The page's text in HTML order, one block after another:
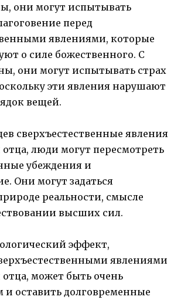
они могут испытывать
перед
явлениями, которые
о силе божественного. С
они могут испытывать страх
эти явления нарушают
вещей.
сверхъестественные явления
люди могут пересмотреть
убеждения и
Они могут задаться
реальности, смысле
высших сил.
эффект,
явлениями
может быть очень
оставить долговременные